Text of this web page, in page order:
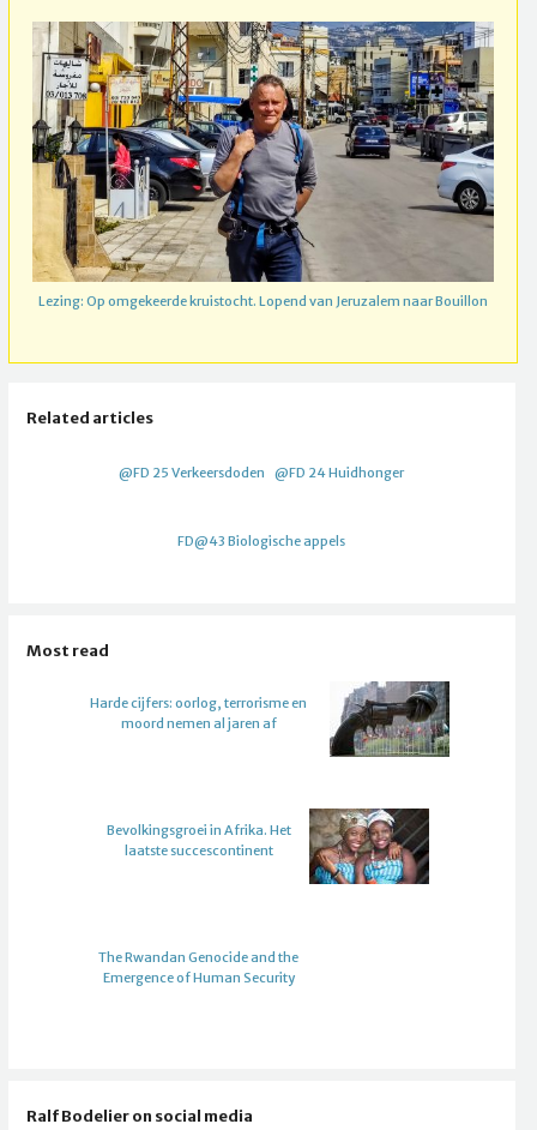
Lezing: Op omgekeerde kruistocht. Lopend van Jeruzalem naar Bouillon
Related articles
@FD 25 Verkeersdoden @FD 24 Huidhonger
FD@43 Biologische appels
Most read
Harde cijfers: oorlog, terrorisme en
moord nemen al jaren af
Bevolkingsgroei in Afrika. Het
laatste succescontinent
The Rwandan Genocide and the
Emergence of Human Security
Ralf Bodelier on social media